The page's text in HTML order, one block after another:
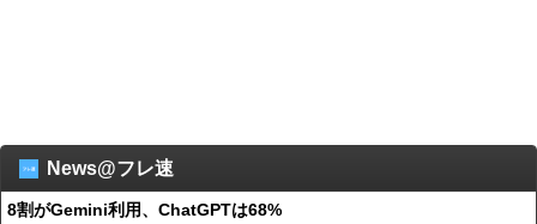
News@フレ速
8割がGemini利用、ChatGPTは68%